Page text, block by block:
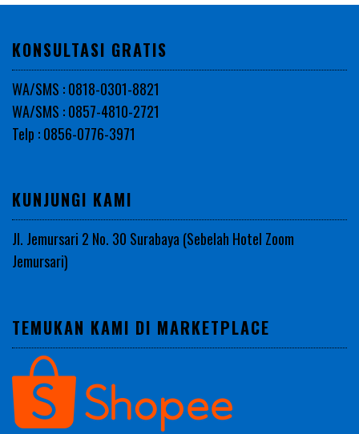
KONSULTASI GRATIS
WA/SMS : 0818-0301-8821
WA/SMS : 0857-4810-2721
Telp : 0856-0776-3971
KUNJUNGI KAMI
Jl. Jemursari 2 No. 30 Surabaya (Sebelah Hotel Zoom
Jemursari)
TEMUKAN KAMI DI MARKETPLACE